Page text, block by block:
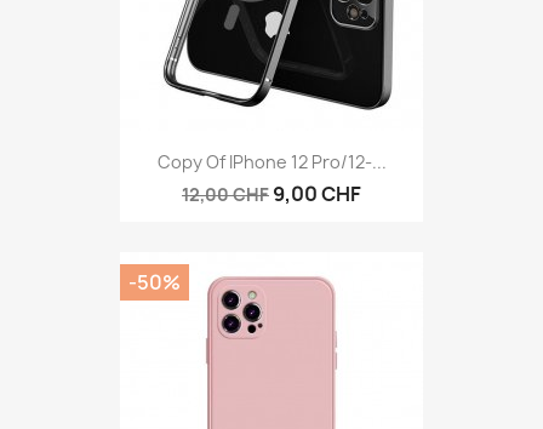
Copy Of IPhone 12 Pro/12-...
12,00 CHF 9,00 CHF
-50%